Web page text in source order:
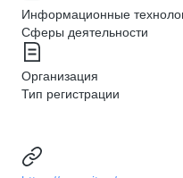
Информационные
Сферы деятельности
Организация
Тип регистрации